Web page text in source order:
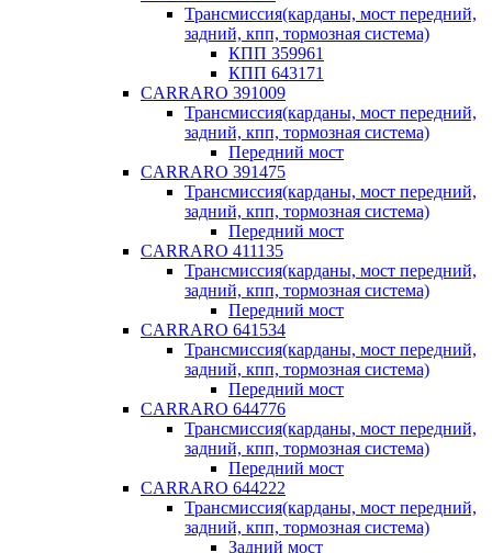
Трансмиссия(карданы, мост передний,
задний, кпп, тормозная система)
КПП 359961
КПП 643171
CARRARO 391009
Трансмиссия(карданы, мост передний,
задний, кпп, тормозная система)
Передний мост
CARRARO 391475
Трансмиссия(карданы, мост передний,
задний, кпп, тормозная система)
Передний мост
CARRARO 411135
Трансмиссия(карданы, мост передний,
задний, кпп, тормозная система)
Передний мост
CARRARO 641534
Трансмиссия(карданы, мост передний,
задний, кпп, тормозная система)
Передний мост
CARRARO 644776
Трансмиссия(карданы, мост передний,
задний, кпп, тормозная система)
Передний мост
CARRARO 644222
Трансмиссия(карданы, мост передний,
задний, кпп, тормозная система)
Задний мост